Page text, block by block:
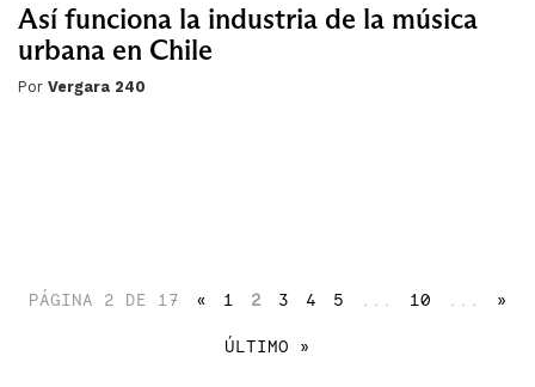
Así funciona la industria de la música
urbana en Chile
Por Vergara 240
PÁGINA 2 DE 17 « 1 2 3 4 5 10 »
ÚLTIMO »